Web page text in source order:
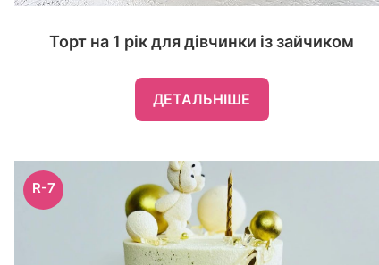
Торт на 1 рік для дівчинки із зайчиком
ДЕТАЛЬНІШЕ
R-7